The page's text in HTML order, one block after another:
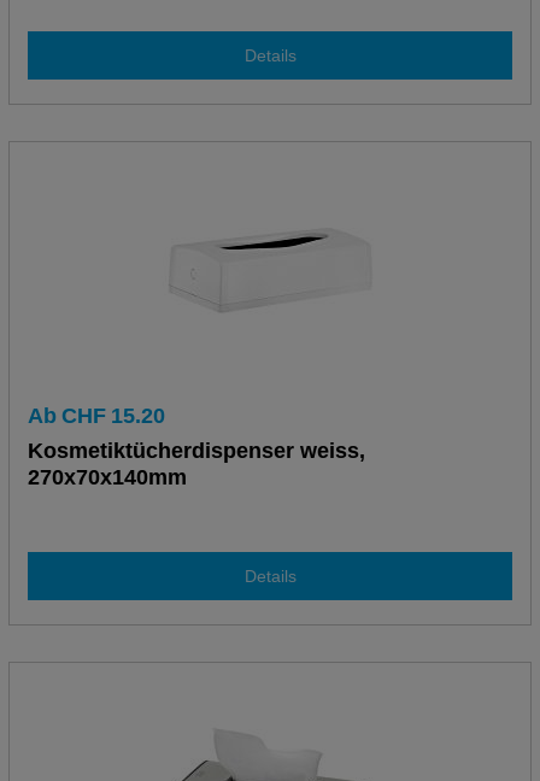
Details
Ab CHF 15.20
Kosmetiktücherdispenser weiss,
270x70x140mm
Details